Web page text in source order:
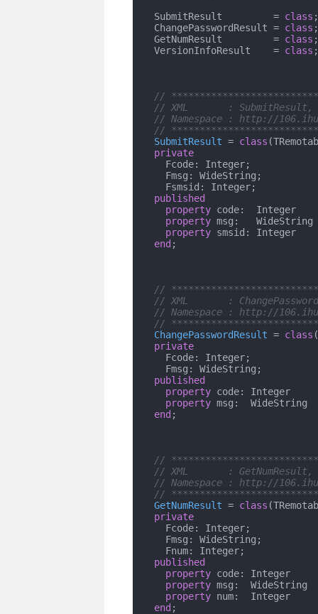
  SubmitResult         =
class
  ChangePasswordResult =
class
  GetNumResult         =
class
  VersionInfoResult    =
class
//
// XML       :
// Namespace : http://
//
SubmitResult = class
private
published
property code:
property msg:
property smsid:
end ;
//
// XML       :
// Namespace : http://
//
ChangePasswordResult = class
private
published
property code:
property msg:
end ;
//
// XML       :
// Namespace : http://
//
GetNumResult = class
private
published
property code:
property msg:
property num:
end ;